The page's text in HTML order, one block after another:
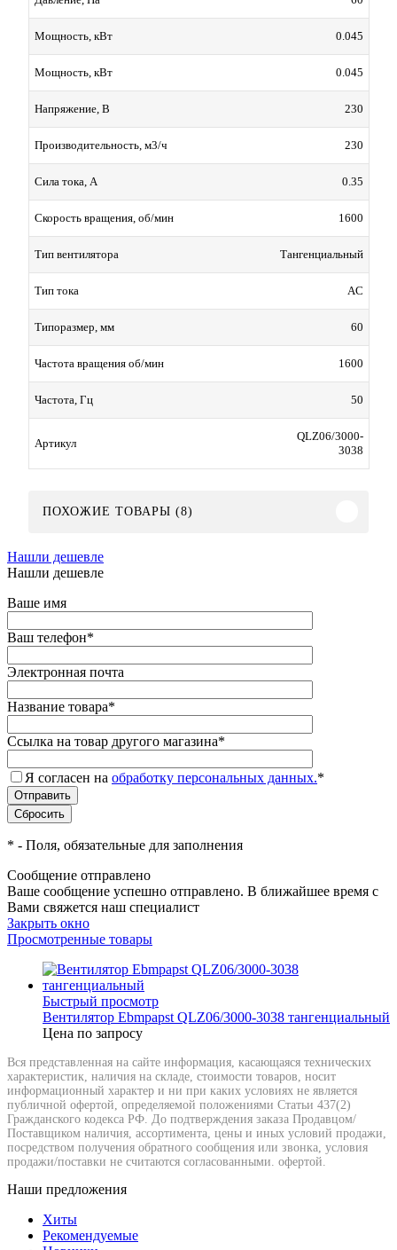
Мощность, кВт 0.045
Мощность, кВт 0.045
Напряжение, В 230
Производительность, м3/ч 230
Сила тока, А 0.35
Скорость вращения, об/мин 1600
Тип вентилятора Тангенциальный
Тип тока AC
Типоразмер, мм 60
Частота вращения об/мин 1600
Частота, Гц 50
Артикул
QLZ06/3000-
3038
ПОХОЖИЕ ТОВАРЫ (8)
Нашли дешевле
Нашли дешевле
Ваше имя
Ваш телефон*
Электронная почта
Название товара*
Ссылка на товар другого магазина*
Я согласен на обработку персональных данных.*
* - Поля, обязательные для заполнения
Сообщение отправлено
Ваше сообщение успешно отправлено. В ближайшее время с
Вами свяжется наш специалист
Закрыть окно
Просмотренные товары
Быстрый просмотр
Вентилятор Ebmpapst QLZ06/3000-3038 тангенциальный
Цена по запросу
Вся представленная на сайте информация, касающаяся технических
характеристик, наличия на складе, стоимости товаров, носит
информационный характер и ни при каких условиях не является
публичной офертой, определяемой положениями Статьи 437(2)
Гражданского кодекса РФ. До подтверждения заказа Продавцом/
Поставщиком наличия, ассортимента, цены и иных условий продажи,
посредством получения обратного сообщения или звонка, условия
продажи/поставки не считаются согласованными. офертой.
Наши предложения
Хиты
Рекомендуемые